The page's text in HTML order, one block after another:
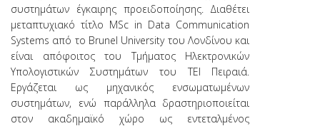
συστημάτων έγκαιρης προειδοποίησης. Διαθέτει
μεταπτυχιακό τίτλο MSc in Data Communication
Systems από το Brunel University του Λονδίνου και
είναι απόφοιτος του Τμήματος Ηλεκτρονικών
Υπολογιστικών Συστημάτων του ΤΕΙ Πειραιά.
Εργάζεται ως μηχανικός ενσωματωμένων
συστημάτων, ενώ παράλληλα δραστηριοποιείται
στον ακαδημαϊκό χώρο ως εντεταλμένος